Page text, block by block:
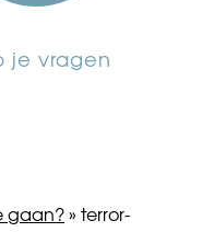
je vragen
gaan?» terror-